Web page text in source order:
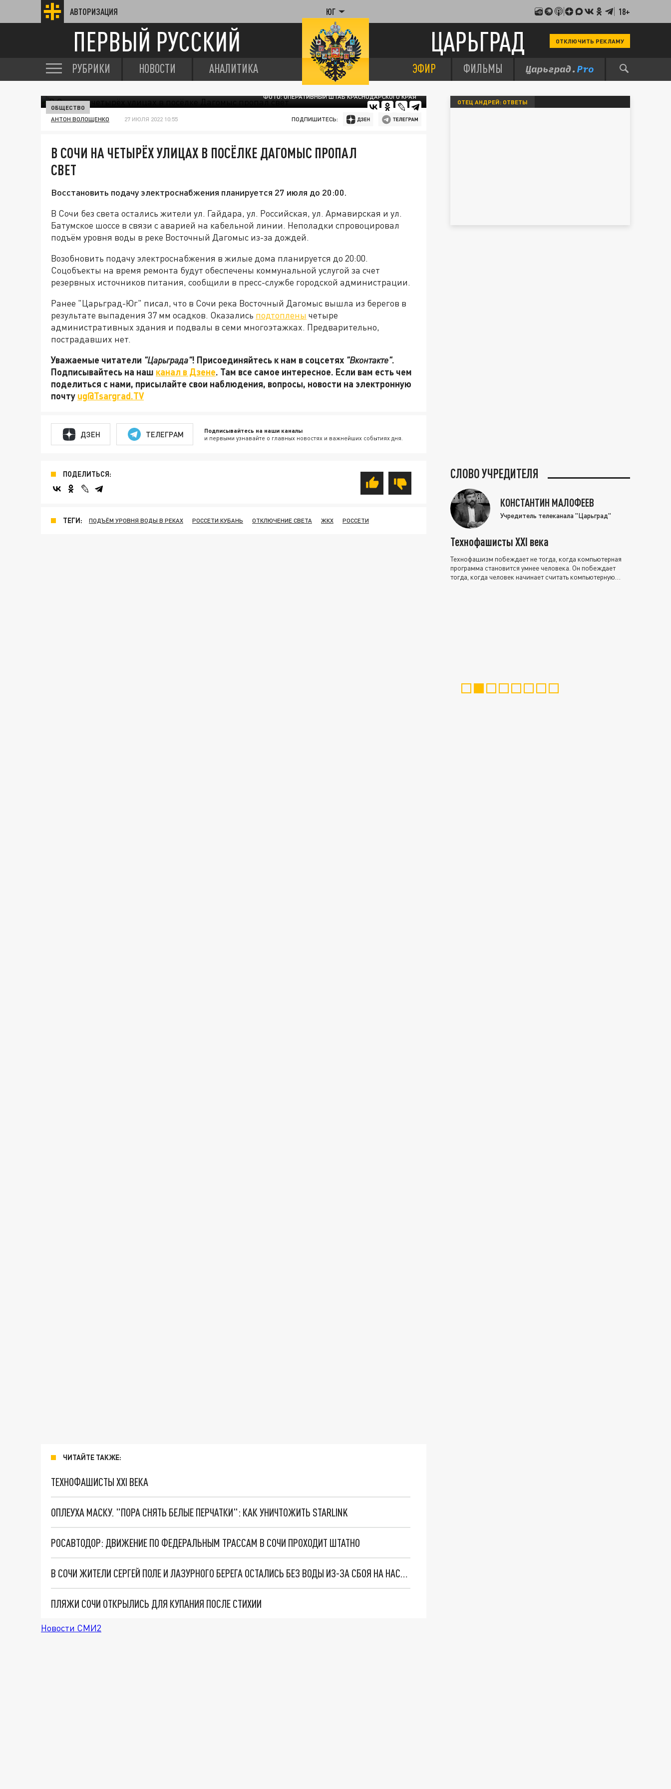
АВТОРИЗАЦИЯ ЮГ 18+
ПЕРВЫЙ РУССКИЙ ЦАРЬГРАД ОТКЛЮЧИТЬ РЕКЛАМУ
РУБРИКИ НОВОСТИ АНАЛИТИКА ЭФИР ФИЛЬМЫ
ФОТО: ОПЕРАТИВНЫЙ ШТАБ КРАСНОДАРСКОГО КРАЯ
ОБЩЕСТВО
АНТОН ВОЛОЩЕНКО 27 ИЮЛЯ 2022 10:55 ПОДПИШИТЕСЬ:
В СОЧИ НА ЧЕТЫРЁХ УЛИЦАХ В ПОСЁЛКЕ ДАГОМЫС ПРОПАЛ
СВЕТ
Восстановить подачу электроснабжения планируется 27 июля до 20:00.
В Сочи без света остались жители ул. Гайдара, ул. Российская, ул. Армавирская и ул.
Батумское шоссе в связи с аварией на кабельной линии. Неполадки спровоцировал
подъём уровня воды в реке Восточный Дагомыс из-за дождей.
Возобновить подачу электроснабжения в жилые дома планируется до 20:00.
Соцобъекты на время ремонта будут обеспечены коммунальной услугой за счет
резервных источников питания, сообщили в пресс-службе городской администрации.
Ранее "Царьград-Юг" писал, что в Сочи река Восточный Дагомыс вышла из берегов в
результате выпадения 37 мм осадков. Оказались подтоплены четыре
административных здания и подвалы в семи многоэтажках. Предварительно,
пострадавших нет.
Уважаемые читатели "Царьграда"! Присоединяйтесь к нам в соцсетях "Вконтакте".
Подписывайтесь на наш канал в Дзене. Там все самое интересное. Если вам есть чем
поделиться с нами, присылайте свои наблюдения, вопросы, новости на электронную
почту ug@Tsargrad.TV
ДЗЕН ТЕЛЕГРАМ Подписывайтесь на наши каналы
и первыми узнавайте о главных новостях и важнейших событиях дня.
ПОДЕЛИТЬСЯ:
ТЕГИ: ПОДЪЁМ УРОВНЯ ВОДЫ В РЕКАХ РОССЕТИ КУБАНЬ ОТКЛЮЧЕНИЕ СВЕТА ЖКХ РОССЕТИ
ЧИТАЙТЕ ТАКЖЕ:
ТЕХНОФАШИСТЫ XXI ВЕКА
ОПЛЕУХА МАСКУ. "ПОРА СНЯТЬ БЕЛЫЕ ПЕРЧАТКИ": КАК УНИЧТОЖИТЬ STARLINK
РОСАВТОДОР: ДВИЖЕНИЕ ПО ФЕДЕРАЛЬНЫМ ТРАССАМ В СОЧИ ПРОХОДИТ ШТАТНО
В СОЧИ ЖИТЕЛИ СЕРГЕЙ ПОЛЕ И ЛАЗУРНОГО БЕРЕГА ОСТАЛИСЬ БЕЗ ВОДЫ ИЗ-ЗА СБОЯ НА НАСОСНЫХ СТАНЦИЯХ
ПЛЯЖИ СОЧИ ОТКРЫЛИСЬ ДЛЯ КУПАНИЯ ПОСЛЕ СТИХИИ
Новости СМИ2
ОТЕЦ АНДРЕЙ: ОТВЕТЫ
СЛОВО УЧРЕДИТЕЛЯ
КОНСТАНТИН МАЛОФЕЕВ
Учредитель телеканала "Царьград"
Технофашисты XXI века
Технофашизм побеждает не тогда, когда компьютерная
программа становится умнее человека. Он побеждает
тогда, когда человек начинает считать компьютерную